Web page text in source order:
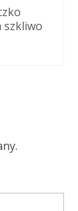
szkliwo